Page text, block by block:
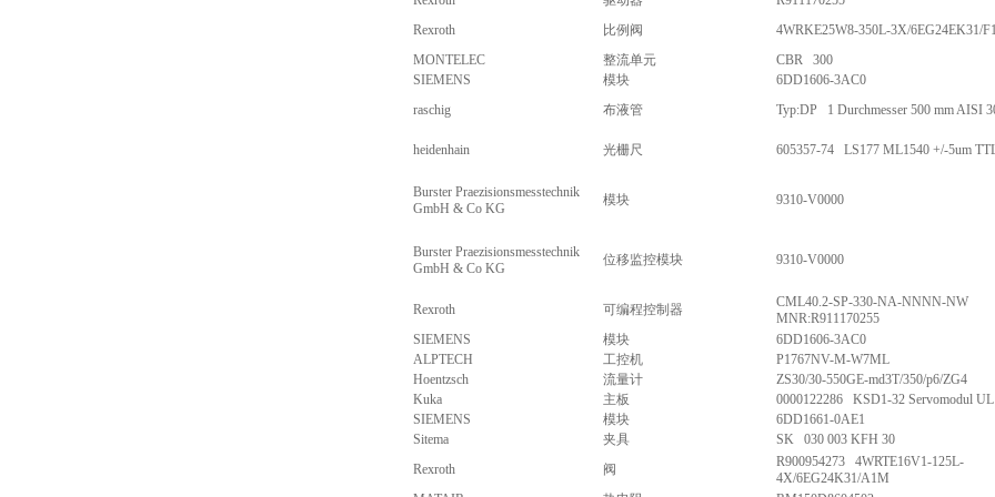
Rexroth
比例阀
4WRKE25W8-350L-3X/6EG24EK31/
MONTELEC
整流单元
CBR 300
SIEMENS
模块
6DD1606-3AC0
raschig
布液管 Typ:DP 1 Durchmesser 500 mm AISI
heidenhain 光栅尺 605357-74 LS177 ML1540 +/-5um
Burster Praezisionsmesstechnik
GmbH & Co KG
模块 9310-V0000
Burster Praezisionsmesstechnik
GmbH & Co KG
位移监控模块 9310-V0000
Rexroth 可编程控制器
CML40.2-SP-330-NA-NNNN-NW
MNR:R911170255
SIEMENS
模块
6DD1606-3AC0
ALPTECH
工控机
P1767NV-M-W7ML
Hoentzsch
流量计
ZS30/30-550GE-md3T/350/p6/ZG4
Kuka
主板
0000122286 KSD1-32 Servomodul UL
SIEMENS
模块
6DD1661-0AE1
Sitema
夹具
SK 030 003 KFH 30
Rexroth
阀
R900954273 4WRTE16V1-125L-
4X/6EG24K31/A1M